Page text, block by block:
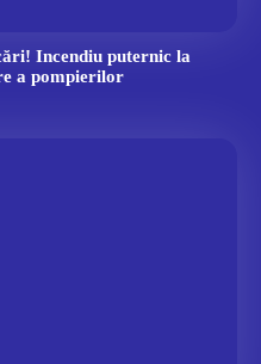
Incendiu puternic la
a pompierilor